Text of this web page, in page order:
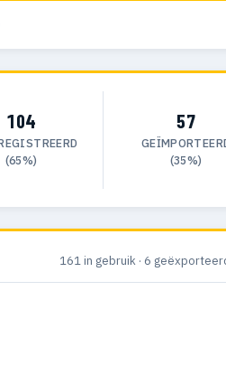
104
(65%)
57
(35%)
161 in gebruik · 6